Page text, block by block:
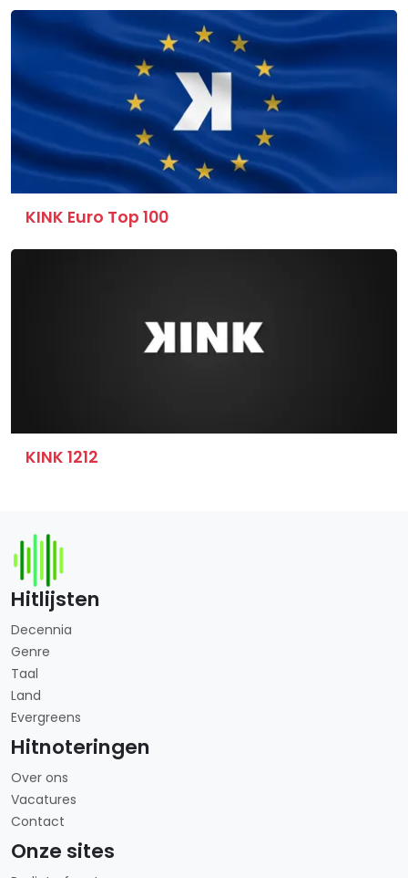
KINK Euro Top 100
KINK 1212
Hitlijsten
Decennia
Genre
Taal
Land
Evergreens
Hitnoteringen
Over ons
Vacatures
Contact
Onze sites